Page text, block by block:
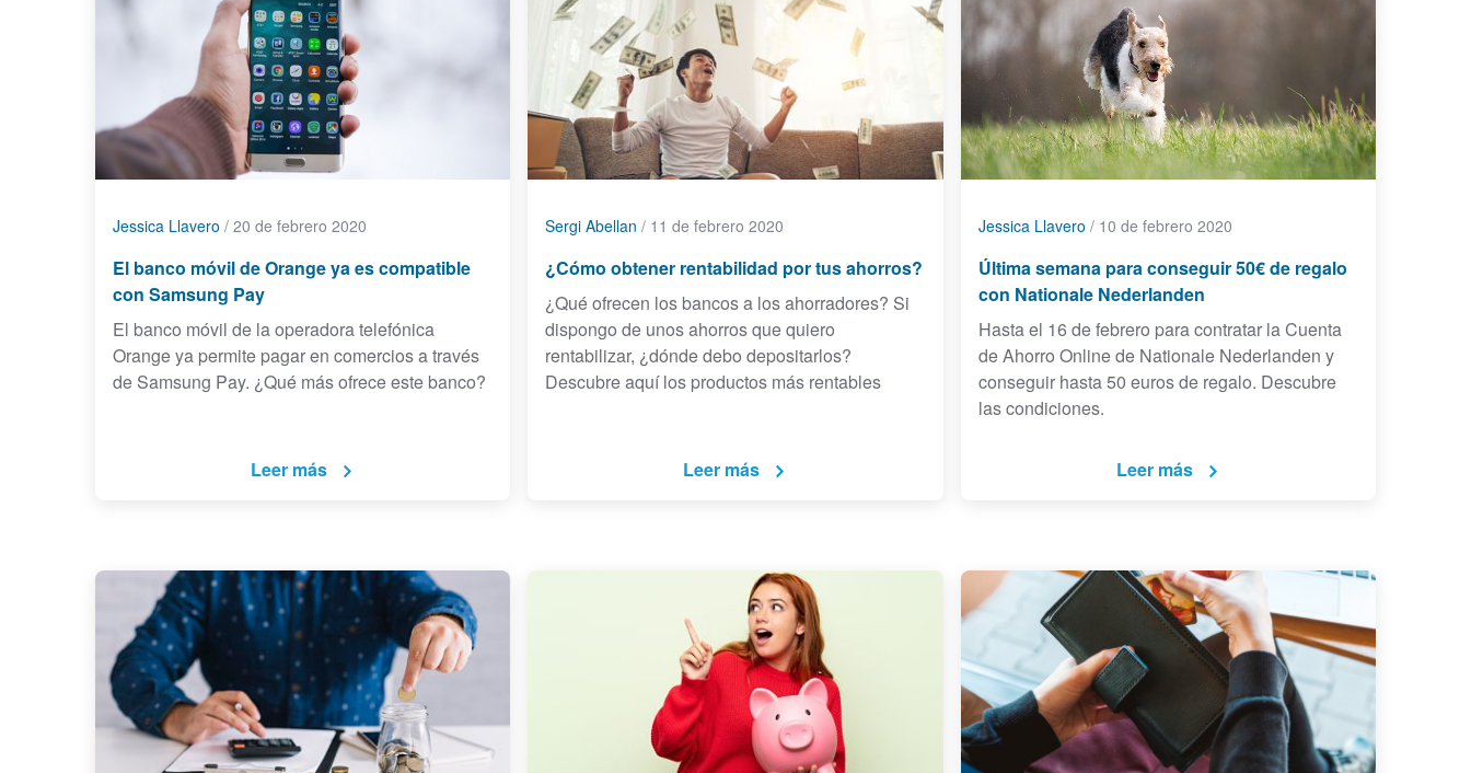
Jessica Llavero / 20 de febrero 2020
El banco móvil de Orange ya es compatible
con Samsung Pay
El banco móvil de la operadora telefónica
Orange ya permite pagar en comercios a través
de Samsung Pay. ¿Qué más ofrece este banco?
Leer más
Sergi Abellan / 11 de febrero 2020
¿Cómo obtener rentabilidad por tus ahorros?
¿Qué ofrecen los bancos a los ahorradores? Si
dispongo de unos ahorros que quiero
rentabilizar, ¿dónde debo depositarlos?
Descubre aquí los productos más rentables
Leer más
Jessica Llavero / 10 de febrero 2020
Última semana para conseguir 50€ de regalo
con Nationale Nederlanden
Hasta el 16 de febrero para contratar la Cuenta
de Ahorro Online de Nationale Nederlanden y
conseguir hasta 50 euros de regalo. Descubre
las condiciones.
Leer más